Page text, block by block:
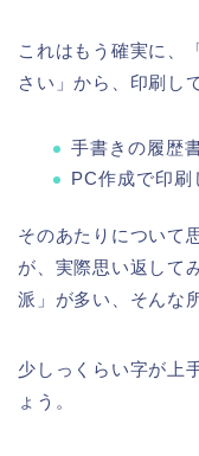
これはもう確実に、
さい」から、印刷し
手書きの履歴
PC作成で印刷
そのあたりについて
が、実際思い返して
派」が多い、そんな
少しっくらい字が上
ょう。